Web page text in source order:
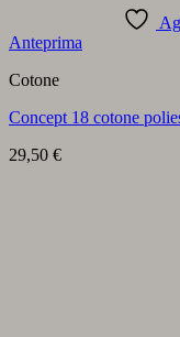
Anteprima
Cotone
Concept 18 cotone
29,50 €